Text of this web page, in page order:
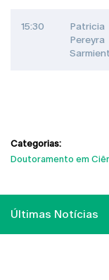
15:30
Patricia
Pereyra
Categorias:
Doutoramento em
Últimas Notícias